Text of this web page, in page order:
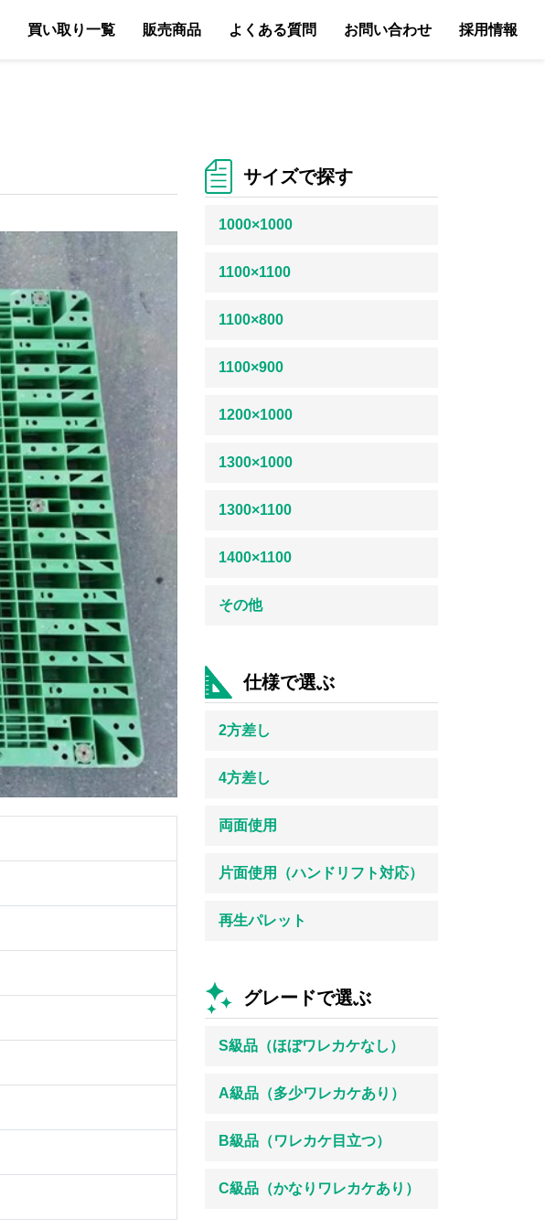
買い取り一覧 販売商品 よくある質問 お問い合わせ 採用情報
サイズで探す
1000×1000
1100×1100
1100×800
1100×900
1200×1000
1300×1000
1300×1100
1400×1100
その他
仕様で選ぶ
2方差し
4方差し
両面使用
片面使用（ハンドリフト対応）
再生パレット
グレードで選ぶ
S級品（ほぼワレカケなし）
A級品（多少ワレカケあり）
B級品（ワレカケ目立つ）
C級品（かなりワレカケあり）